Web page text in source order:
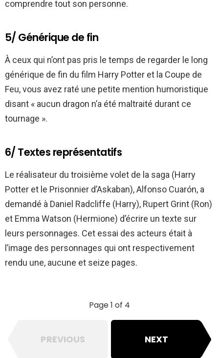
comprendre tout son personne.
5/ Générique de fin
À ceux qui n’ont pas pris le temps de regarder le long
générique de fin du film Harry Potter et la Coupe de
Feu, vous avez raté une petite mention humoristique
disant « aucun dragon n’a été maltraité durant ce
tournage ».
6/ Textes représentatifs
Le réalisateur du troisième volet de la saga (Harry
Potter et le Prisonnier d’Askaban), Alfonso Cuarón, a
demandé à Daniel Radcliffe (Harry), Rupert Grint (Ron)
et Emma Watson (Hermione) d’écrire un texte sur
leurs personnages. Cet essai des acteurs était à
l’image des personnages qui ont respectivement
rendu une, aucune et seize pages.
Page 1 of 4
PREVIOUS NEXT